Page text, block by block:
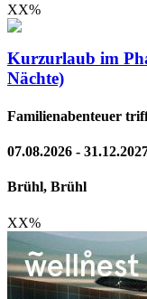
XX%
Kurzurlaub im
Nächte)
Familienabenteuer
07.08.2026 -
Brühl, Brühl
XX%